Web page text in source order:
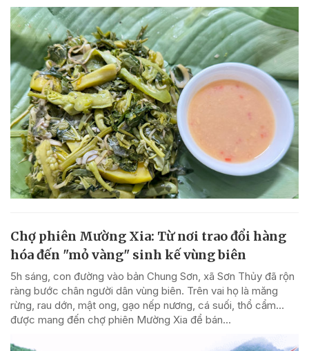
Chợ phiên Mường Xia: Từ nơi trao đổi hàng
hóa đến "mỏ vàng" sinh kế vùng biên
5h sáng, con đường vào bản Chung Sơn, xã Sơn Thủy đã rộn
ràng bước chân người dân vùng biên. Trên vai họ là măng
rừng, rau dớn, mật ong, gạo nếp nương, cá suối, thổ cẩm…
được mang đến chợ phiên Mường Xia để bán...